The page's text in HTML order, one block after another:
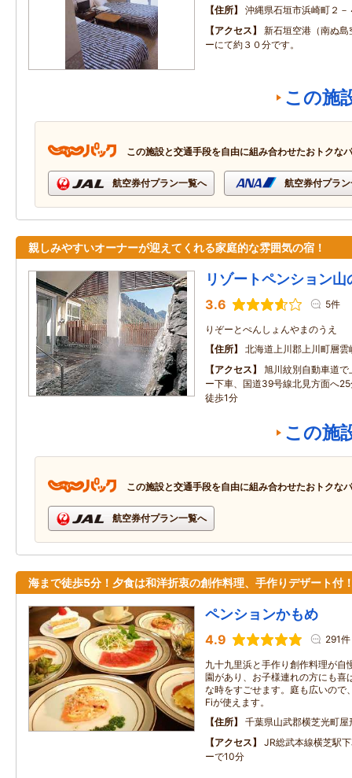
住所
沖縄県石垣市浜崎町２－
アクセス
新石垣空港（南ぬ
ーにて約３０分です。
この施
この施設と交通手段を自由に組み合わせたおトクな
航空券付プラン一覧へ 航空券付プラ
親しみやすいオーナーが迎えてくれる家庭的な雰囲気の宿！
リゾートペンション山
3.6 5件
りぞーとぺんしょんやまのうえ
住所
北海道上川郡上川町層雲
アクセス
旭川紋別自動車道
ー下車、国道39号線北見方面へ
徒歩1分
この施
この施設と交通手段を自由に組み合わせたおトクな
航空券付プラン一覧へ
海まで徒歩5分！夕食は和洋折衷の創作料理、手作りデザート付
ペンションかもめ
4.9 291件
九十九里浜と手作り創作料理が自
園があり、お子様連れの方にも喜
な時をすごせます。庭も広いので
Fiが使えます。
住所
千葉県山武郡横芝光町
アクセス
JR総武本線横芝駅
ーで10分